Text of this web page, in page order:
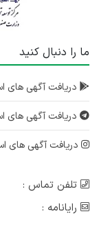
ما را دنبال کنید
دریافت آگهی های
دریافت آگهی های
دریافت آگهی های
تلفن تماس :
رایانامه :